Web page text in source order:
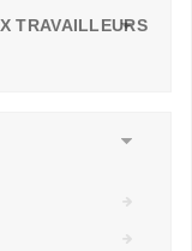
TRAVAILLEURS